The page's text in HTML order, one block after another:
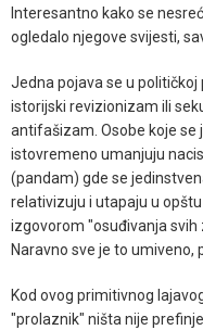
Interesantno kako se
ogledalo njegove svijesti,
Jedna pojava se u
istorijski revizionizam ili
antifašizam. Osobe koje se
istovremeno umanjuju
(pandam) gde se
relativizuju i utapaju u
izgovorom "osuđivanja svih
Naravno sve je to
Kod ovog primitivnog
"prolaznik" ništa nije